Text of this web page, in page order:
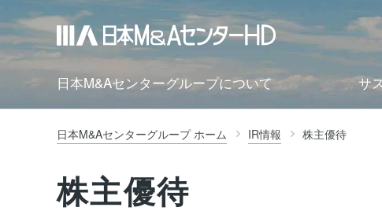
日本M&Aセンターグループについて サ
日本M&Aセンターグループ ホーム IR情報 株主優待
株主優待